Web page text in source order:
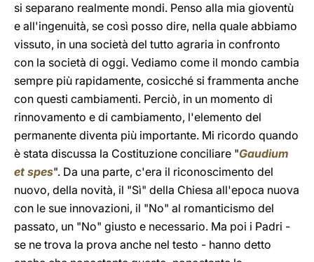
si separano realmente mondi. Penso alla mia gioventù
e all'ingenuità, se così posso dire, nella quale abbiamo
vissuto, in una società del tutto agraria in confronto
con la società di oggi. Vediamo come il mondo cambia
sempre più rapidamente, cosicché si frammenta anche
con questi cambiamenti. Perciò, in un momento di
rinnovamento e di cambiamento, l'elemento del
permanente diventa più importante. Mi ricordo quando
è stata discussa la Costituzione conciliare "Gaudium
et spes". Da una parte, c'era il riconoscimento del
nuovo, della novità, il "Sì" della Chiesa all'epoca nuova
con le sue innovazioni, il "No" al romanticismo del
passato, un "No" giusto e necessario. Ma poi i Padri -
se ne trova la prova anche nel testo - hanno detto